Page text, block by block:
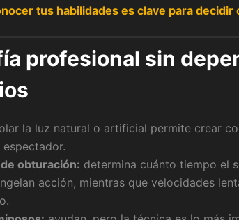
tus habilidades es clave para
profesional sin
la luz natural o artificial permite crear
obturación: determina cuánto tiempo el
acción, mientras que velocidades